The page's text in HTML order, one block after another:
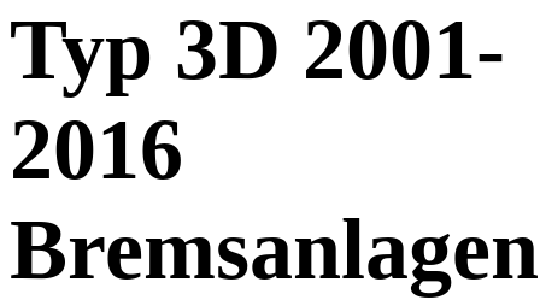
Typ 3D 2001-
2016
Bremsanlagen